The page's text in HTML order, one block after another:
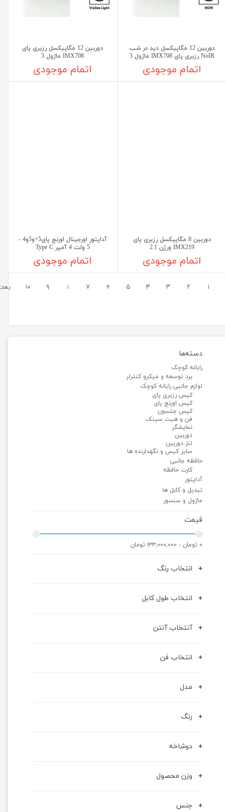
دسته‌ها
رایانه کوچک
برد توسعه و میکرو کنترلر
لوازم جانبی رایانه کوچک
کیس رزبری پای
کیس اورنج پای
کیس جتسون
فن و هیت سینک
نمایشگر
دوربین
لنز دوربین
سایر کیس و نگهدارنده ها
حافظه جانبی
کارت حافظه
آداپتور
تبدیل و کابل ها
ماژول و سنسور
قیمت
۰ تومان - ۱۳۳,۰۰۰,۰۰۰ تومان
انتخاب رنگ
انتخاب طول کابل
آنتخاب آنتن
انتخاب فن
مدل
رنگ
دوشاخه
وزن محصول
جنس
دوربین 12 مگاپیکسل دید در شب
NoIR رزبری پای IMX708 ماژول 3
اتمام موجودی
دوربین 12 مگاپیکسل رزبری پای
IMX708 ماژول 3
اتمام موجودی
دوربین 8 مگاپیکسل رزبری پای
IMX219 ورژن 2.1
اتمام موجودی
آداپتور اورجینال اورنج پای5+و5و4 -
5 ولت 4 آمپر Type C
اتمام موجودی
۱ ۲ ۳ ۴ ۵ ۶ ۷ ۸ ۹ ۱۰